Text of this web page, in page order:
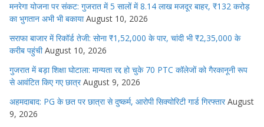
मनरेगा योजना पर संकट: गुजरात में 5 सालों में 8.14 लाख मजदूर बाहर, ₹132 करोड़
का भुगतान अभी भी बकाया August 10, 2026
सराफा बाजार में रिकॉर्ड तेजी: सोना ₹1,52,000 के पार, चांदी भी ₹2,35,000 के
करीब पहुंची August 10, 2026
गुजरात में बड़ा शिक्षा घोटाला: मान्यता रद्द हो चुके 70 PTC कॉलेजों को गैरकानूनी रूप
से आवंटित किए गए छात्र August 9, 2026
अहमदाबाद: PG के छत पर छात्रा से दुष्कर्म, आरोपी सिक्योरिटी गार्ड गिरफ्तार August
9, 2026